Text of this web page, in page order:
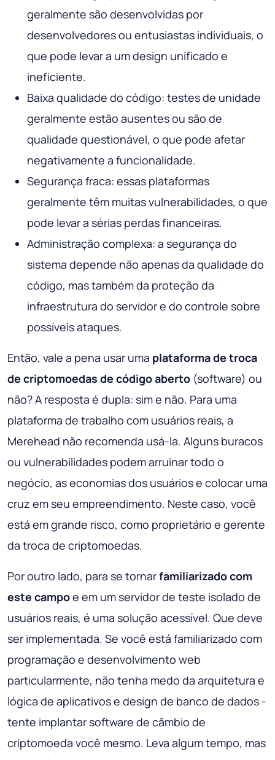
geralmente são desenvolvidas por
desenvolvedores ou entusiastas individuais, o
que pode levar a um design unificado e
ineficiente.
Baixa qualidade do código: testes de unidade
geralmente estão ausentes ou são de
qualidade questionável, o que pode afetar
negativamente a funcionalidade.
Segurança fraca: essas plataformas
geralmente têm muitas vulnerabilidades, o que
pode levar a sérias perdas financeiras.
Administração complexa: a segurança do
sistema depende não apenas da qualidade do
código, mas também da proteção da
infraestrutura do servidor e do controle sobre
possíveis ataques.
Então, vale a pena usar uma plataforma de troca
de criptomoedas de código aberto (software) ou
não? A resposta é dupla: sim e não. Para uma
plataforma de trabalho com usuários reais, a
Merehead não recomenda usá-la. Alguns buracos
ou vulnerabilidades podem arruinar todo o
negócio, as economias dos usuários e colocar uma
cruz em seu empreendimento. Neste caso, você
está em grande risco, como proprietário e gerente
da troca de criptomoedas.
Por outro lado, para se tornarfamiliarizado com
este campoe em um servidor de teste isolado de
usuários reais, é uma solução acessível. Que deve
ser implementada. Se você está familiarizado com
programação e desenvolvimento web
particularmente, não tenha medo da arquitetura e
lógica de aplicativos e design de banco de dados -
tente implantar software de câmbio de
criptomoeda você mesmo. Leva algum tempo, mas